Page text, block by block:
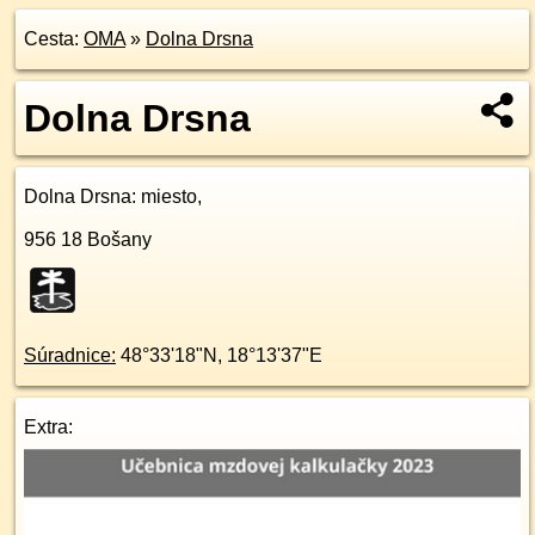
Cesta: OMA» Dolna Drsna
Dolna Drsna
Dolna Drsna: miesto,
956 18 Bošany
Súradnice: 48°33'18"N , 18°13'37"E
Extra: